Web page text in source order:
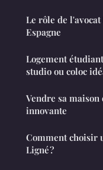
Le rôle de
Espagne
Logement
studio ou coloc
Vendre sa
innovante
Comment choisir
Ligné ?